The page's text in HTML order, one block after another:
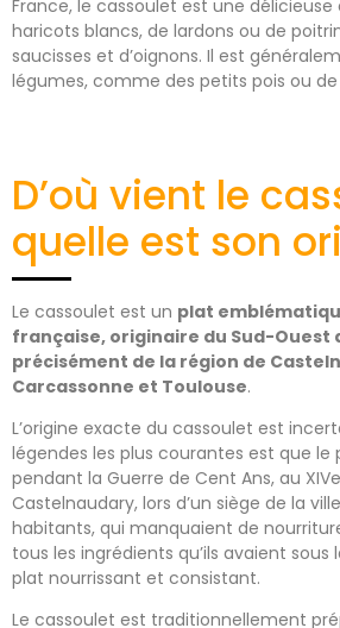
France, le cassoulet est une
haricots blancs, de lardons ou de
saucisses et d’oignons. Il est
légumes, comme des petits pois ou
D’où vient le
quelle est son
Le cassoulet est un plat
française, originaire du Sud-Ouest
précisément de la région de
Carcassonne et Toulouse.
L’origine exacte du cassoulet est
légendes les plus courantes est que
pendant la Guerre de Cent Ans, au
Castelnaudary, lors d’un siège de la
habitants, qui manquaient de
tous les ingrédients qu’ils avaient
plat nourrissant et consistant.
Le cassoulet est traditionnellement